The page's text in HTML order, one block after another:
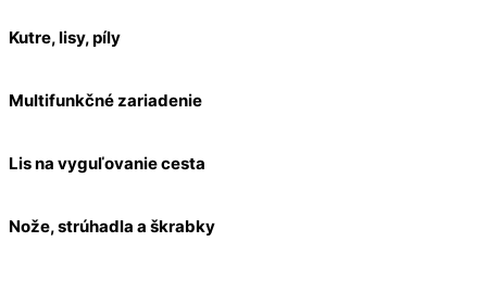
Kutre, lisy, píly
Multifunkčné zariadenie
Lis na vyguľovanie cesta
Nože, strúhadla a škrabky